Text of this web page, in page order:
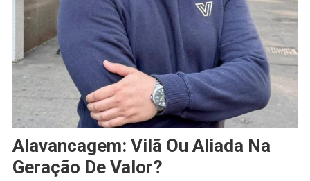
Alavancagem: Vilã Ou Aliada Na
Geração De Valor?